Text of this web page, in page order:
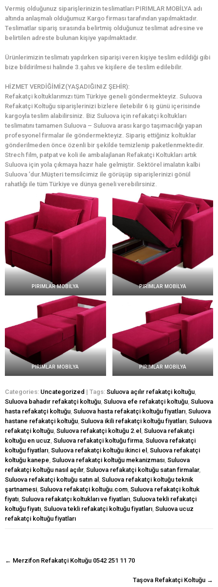
Vermiş olduğunuz siparişlerinizin teslimatları PIRIMLAR MOBİLYA adı
altında anlaşmalı olduğumuz Kargo firması tarafından yapılmaktadır.
Teslimatlar sipariş sırasında belirtmiş olduğunuz teslimat adresine ve
belirtilen adreste bulunan kişiye yapılmaktadır.
Ürünlerimizin teslimatı yapılırken siparişi veren kişiye teslim edildiği gibi
bize bildirilmesi halinde 3.şahıs ve kişilere de teslim edilebilir.
HİZMET VERDİĞİMİZ(YAŞADIĞINIZ ŞEHİR):
Refakatçi koltuklarımızı tüm Türkiye geneli göndermekteyiz. Suluova
Refakatçi Koltuğu siparişlerinizi bizlere iletebilir 6 iş günü içerisinde
kargoyla teslim alabilirsiniz. Biz Suluova için refakatçi koltukları
teslimatını tamamen Suluova – Suluova arası kargo taşımacılığı yapan
profesyonel firmalar ile göndermekteyiz. Sipariş ettiğiniz koltuklar
gönderilmeden önce özenli bir şekilde temizlenip paketlenmektedir.
Strech film, patpat ve koli ile ambalajlanan Refakatçi Koltukları artık
Suluova için yola çıkmaya hazır hale gelmiştir. Sektörel imalatın kalbi
Suluova ’dur.Müşteri temsilcimiz ile görüşüp siparişlerinizi gönül
rahatlığı ile tüm Türkiye ve dünya geneli verebilirsiniz.
PIRIMLAR MOBİLYA PIRIMLAR MOBİLYA
PIRIMLAR MOBİLYA PIRIMLAR MOBİLYA
Categories: Uncategorized | Tags: Suluova açılır refakatçi koltuğu
Suluova bahadır refakatçi koltuğu Suluova efe refakatçi koltuğu Suluova
hasta refakatçi koltuğu Suluova hasta refakatçi koltuğu fiyatları Suluova
hastane refakatçi koltuğu Suluova ikili refakatçi koltuğu fiyatları Suluova
refakatçi koltuğu Suluova refakatçi koltuğu 2.el
Suluova refakatçi
koltuğu en ucuz Suluova refakatçi koltuğu firma Suluova refakatçi
koltuğu fiyatları Suluova refakatçi koltuğu ikinci el
Suluova refakatçi
koltuğu kanepe Suluova refakatçi koltuğu mekanizması Suluova
refakatçi koltuğu nasıl açılır, Suluova refakatçi koltuğu satan firmalar,
Suluova refakatçi koltuğu satın al Suluova refakatçi koltuğu teknik
şartnamesi Suluova refakatçi koltuğu.com Suluova refakatçi koltuk
fiyatı Suluova refakatçı koltukları ve fiyatları Suluova tekli refakatçi
koltuğu fiyatı Suluova tekli refakatçi koltuğu fiyatları Suluova ucuz
refakatçi koltuğu fiyatları
navigasyon
← Merzifon Refakatçi Koltuğu 0542 251 11 70
Taşova Refakatçi Koltuğu →